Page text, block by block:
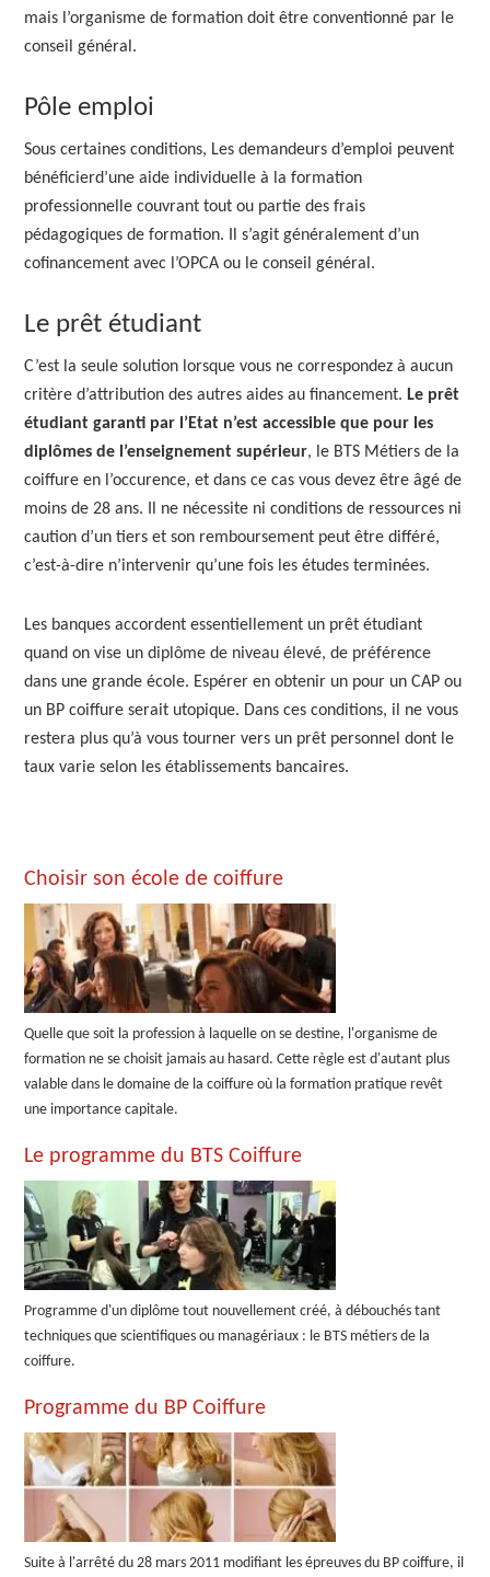
mais l’organisme de formation doit être conventionné par le
conseil général.
Pôle emploi
Sous certaines conditions, Les demandeurs d’emploi peuvent
bénéficierd’une aide individuelle à la formation
professionnelle couvrant tout ou partie des frais
pédagogiques de formation. Il s’agit généralement d’un
cofinancement avec l’OPCA ou le conseil général.
Le prêt étudiant
C’est la seule solution lorsque vous ne correspondez à aucun
critère d’attribution des autres aides au financement. Le prêt
étudiant garanti par l’Etat n’est accessible que pour les
diplômes de l’enseignement supérieur, le BTS Métiers de la
coiffure en l’occurence, et dans ce cas vous devez être âgé de
moins de 28 ans. Il ne nécessite ni conditions de ressources ni
caution d’un tiers et son remboursement peut être différé,
c’est-à-dire n’intervenir qu’une fois les études terminées.
Les banques accordent essentiellement un prêt étudiant
quand on vise un diplôme de niveau élevé, de préférence
dans une grande école. Espérer en obtenir un pour un CAP ou
un BP coiffure serait utopique. Dans ces conditions, il ne vous
restera plus qu’à vous tourner vers un prêt personnel dont le
taux varie selon les établissements bancaires.
Primary
Sidebar
Choisir son école de coiffure
Quelle que soit la profession à laquelle on se destine, l'organisme de
formation ne se choisit jamais au hasard. Cette règle est d'autant plus
valable dans le domaine de la coiffure où la formation pratique revêt
une importance capitale.
Le programme du BTS Coiffure
Programme d'un diplôme tout nouvellement créé, à débouchés tant
techniques que scientifiques ou managériaux : le BTS métiers de la
coiffure.
Programme du BP Coiffure
Suite à l'arrêté du 28 mars 2011 modifiant les épreuves du BP coiffure, il